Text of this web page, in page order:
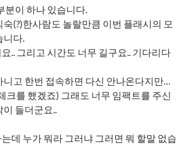
분이 하나 있습니다.
(?)한사람도 놀랄만큼 이번 플래시의 모
니다.
.. 그리고 시간도 너무 길구요.. 기다리다
니고 한번 접속하면 다신 안나온다지만…
크를 했겠죠) 그래도 너무 임팩트를 주신
들더군요..
데 누가 뭐라 그러냐 그러면 뭐 할말 없습